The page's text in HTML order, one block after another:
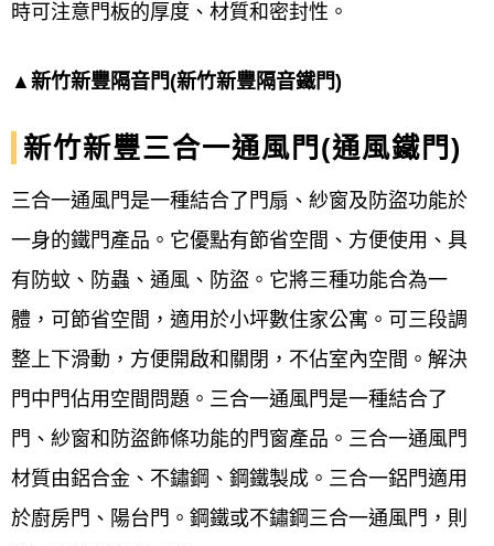
時可注意門板的厚度、材質和密封性。
▲新竹新豐隔音門(新竹新豐隔音鐵門)
新竹新豐三合一通風門(通風鐵門)
三合一通風門是一種結合了門扇、紗窗及防盜功能於
一身的鐵門產品。它優點有節省空間、方便使用、具
有防蚊、防蟲、通風、防盜。它將三種功能合為一
體，可節省空間，適用於小坪數住家公寓。可三段調
整上下滑動，方便開啟和關閉，不佔室內空間。解決
門中門佔用空間問題。三合一通風門是一種結合了
門、紗窗和防盜飾條功能的門窗產品。三合一通風門
材質由鋁合金、不鏽鋼、鋼鐵製成。三合一鋁門適用
於廚房門、陽台門。鋼鐵或不鏽鋼三合一通風門，則